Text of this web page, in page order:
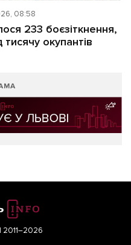
08:58
233 боєзіткнення,
окупантів
2011–2026